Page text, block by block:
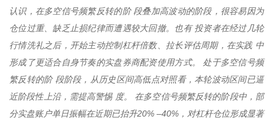
认识，在多空信号频繁反转的阶 段叠加高波动的阶段，很容易因为
仓位过重、缺乏止损纪律而遭遇较大回撤。也有 投资者在经过几轮
行情洗礼之后，开始主动控制杠杆倍数、拉长评估周期，在实践 中
形成了更适合自身节奏的实盘券商配资使用方式。 处于多空信号频
繁反转的阶 段阶段，从历史区间高低点对照看，本轮波动区间已逼
近阶段性上沿，需提高警惕 度。 在多空信号频繁反转的阶段中，部
分实盘账户单日振幅在近期已抬升20% –40%，对杠杆仓位形成显著